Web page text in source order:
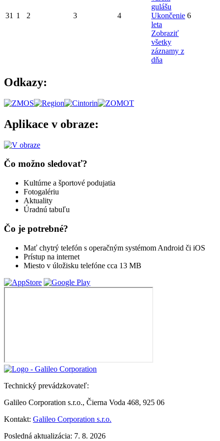
31 1 2 3 4
gulášu
Ukončenie
leta
Zobraziť
všetky
záznamy z
dňa
6
Odkazy:
Aplikace v obraze:
Čo možno sledovať?
Kultúrne a športové podujatia
Fotogalériu
Aktuality
Úradnú tabuľu
Čo je potrebné?
Mať chytrý telefón s operačným systémom Android či iOS
Prístup na internet
Miesto v úložisku telefóne cca 13 MB
Technický prevádzkovateľ:
Galileo Corporation s.r.o., Čierna Voda 468, 925 06
Kontakt: Galileo Corporation s.r.o.
Posledná aktualizácia: 7. 8. 2026